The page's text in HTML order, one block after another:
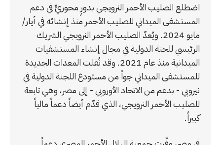
اضطلع الصليب الأحمر النرويجي بدورٍ محوريٍّ في دعم
المستشفى الميداني للصليب الأحمر منذ إنشائه في أيار/
مايو 2024. ويُعدّ الصليب الأحمر النرويجي الشريك
الرئيسي للجنة الدولية في مجال إنشاء المستشفيات
الميدانية منذ عام 2021. وقد نُقلت المعدات الجديدة
للمستشفى الميداني جواً من مستودع اللجنة الدولية في
نيروبي - بدعم من الاتحاد الأوروبي - إلى مصر، وهي تابعة
للصليب الأحمر النرويجي، الذي قدّم أيضاً دعماً مالياً
كبيراً.